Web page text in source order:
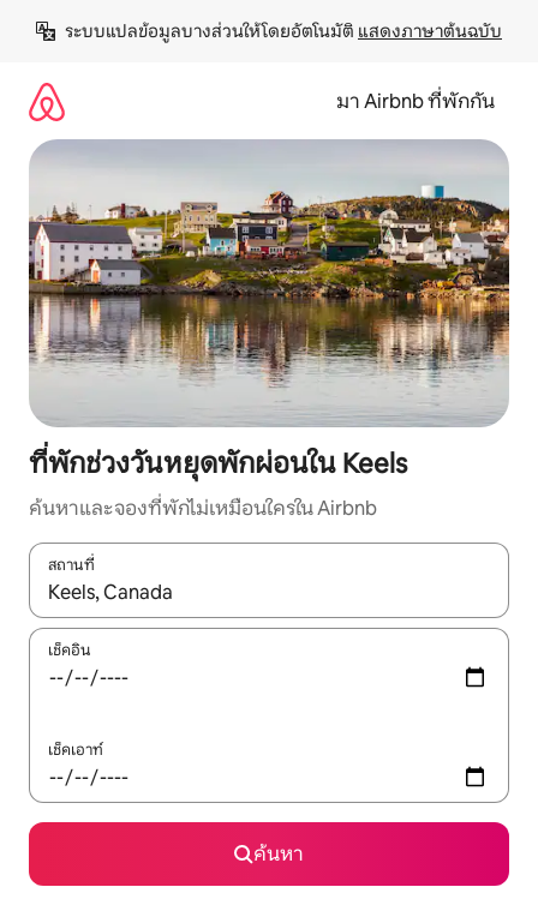
เนื้อหา
ระบบแปลข้อมูลบางส่วนให้โดยอัตโนมัติ แสดงภาษาต้นฉบับ
มา Airbnb ที่พักกัน
ที่พักช่วงวันหยุดพักผ่อนใน Keels
ค้นหาและจองที่พักไม่เหมือนใครใน Airbnb
สถานที่
ใช้ลูกศรขึ้นลง หรือใช้การสัมผัสหรือปัด เพื่อสำรวจผลการค้นหา
เช็คอิน
เช็คเอาท์
ค้นหา